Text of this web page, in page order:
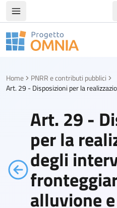
Apri/chiudi menù di
Progetto Omnia
Home
PNRR e contributi pubblici
Art. 29 -
per la
degli
alluvione